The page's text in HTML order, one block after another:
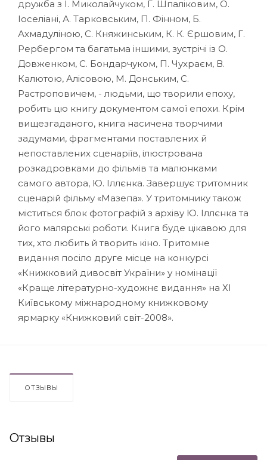
дружба з І. Миколайчуком, Г. Шпаліковим, О.
Іоселіані, А. Тарковським, П. Фінном, Б.
Ахмадуліною, С. Княжинським, К. К. Єршовим, Г.
Рербергом та багатьма іншими, зустрічі із О.
Довженком, С. Бондарчуком, П. Чухраєм, В.
Калютою, Алісовою, М. Донським, С.
Растроповичем, - людьми, що творили епоху,
робить цю книгу документом самої епохи. Крім
вищезгаданого, книга насичена творчими
задумами, фрагментами поставлених й
непоставлених сценаріїв, ілюстрована
розкадровками до фільмів та малюнками
самого автора, Ю. Іллєнка. Завершує тритомник
сценарій фільму «Мазепа». У тритомнику також
міститься блок фотографій з архіву Ю. Іллєнка та
його малярські роботи. Книга буде цікавою для
тих, хто любить й творить кіно. Тритомне
видання посіло друге місце на конкурсі
«Книжковий дивосвіт України» у номінації
«Краще літературно-художнє видання» на ХІ
Київському міжнародному книжковому
ярмарку «Книжковий світ-2008».
ОТЗЫВЫ
Отзывы